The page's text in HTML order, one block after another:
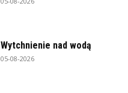
Wytchnienie nad wodą
05-08-2026